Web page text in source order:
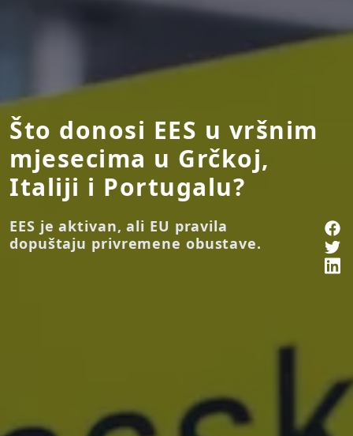
Što donosi EES u vršnim
mjesecima u Grčkoj,
Italiji i Portugalu?
EES je aktivan, ali EU pravila
dopuštaju privremene obustave.